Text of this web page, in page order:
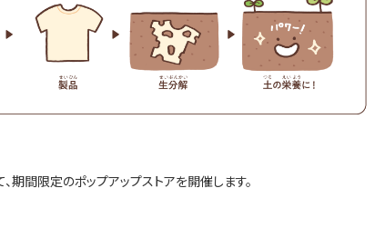
期間限定のポップアップストアを開催します。